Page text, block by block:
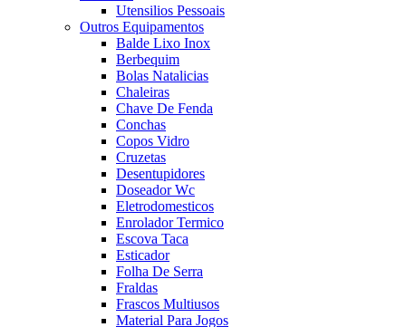
Utensilios Pessoais
Outros Equipamentos
Balde Lixo Inox
Berbequim
Bolas Natalicias
Chaleiras
Chave De Fenda
Conchas
Copos Vidro
Cruzetas
Desentupidores
Doseador Wc
Eletrodomesticos
Enrolador Termico
Escova Taca
Esticador
Folha De Serra
Fraldas
Frascos Multiusos
Material Para Jogos